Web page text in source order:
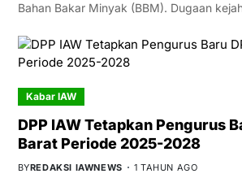
Bahan Bakar Minyak (BBM). Dugaan
Kabar IAW
DPP IAW Tetapkan Pengurus
Barat Periode 2025-2028
BYREDAKSI IAWNEWS 1 TAHUN AGO